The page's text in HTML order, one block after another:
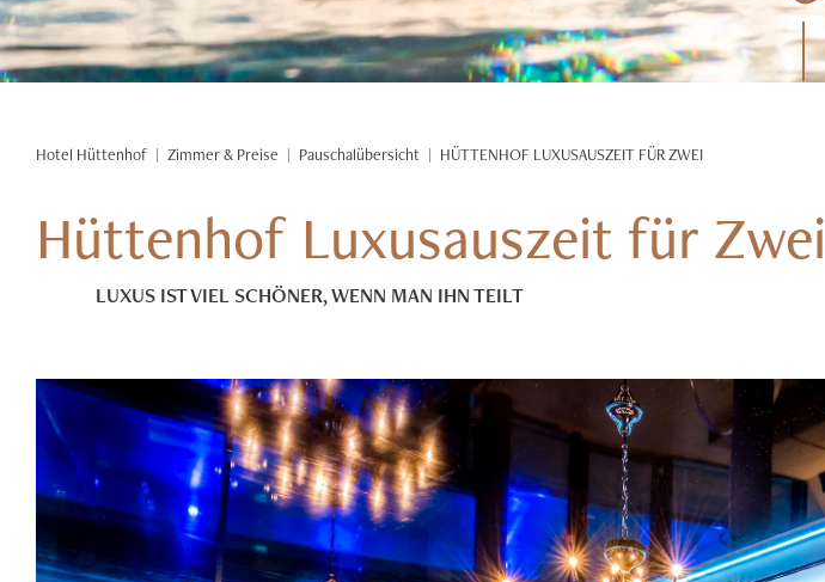
Zimmer & Preise Pauschalübersicht HÜTTENHOF LUXUSAUSZEIT FÜR ZWEI
Hüttenhof Luxusauszeit für Zwei
LUXUS IST VIEL SCHÖNER, WENN MAN IHN TEILT